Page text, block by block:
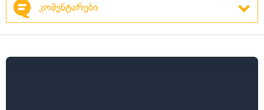
კომენტარები